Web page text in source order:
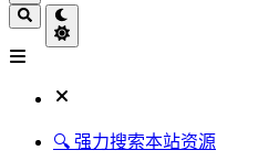
🔍 强力搜索本站资源